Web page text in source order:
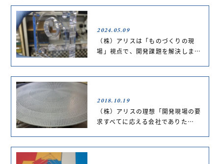
2024.05.09
（株）アリスは「ものづくりの現
場」視点で、開発課題を解決しま…
2018.10.19
（株）アリスの理想「開発現場の要
求すべてに応える会社でありた…